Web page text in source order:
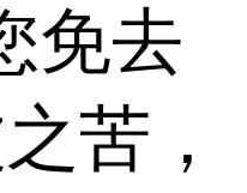
免去
苦，